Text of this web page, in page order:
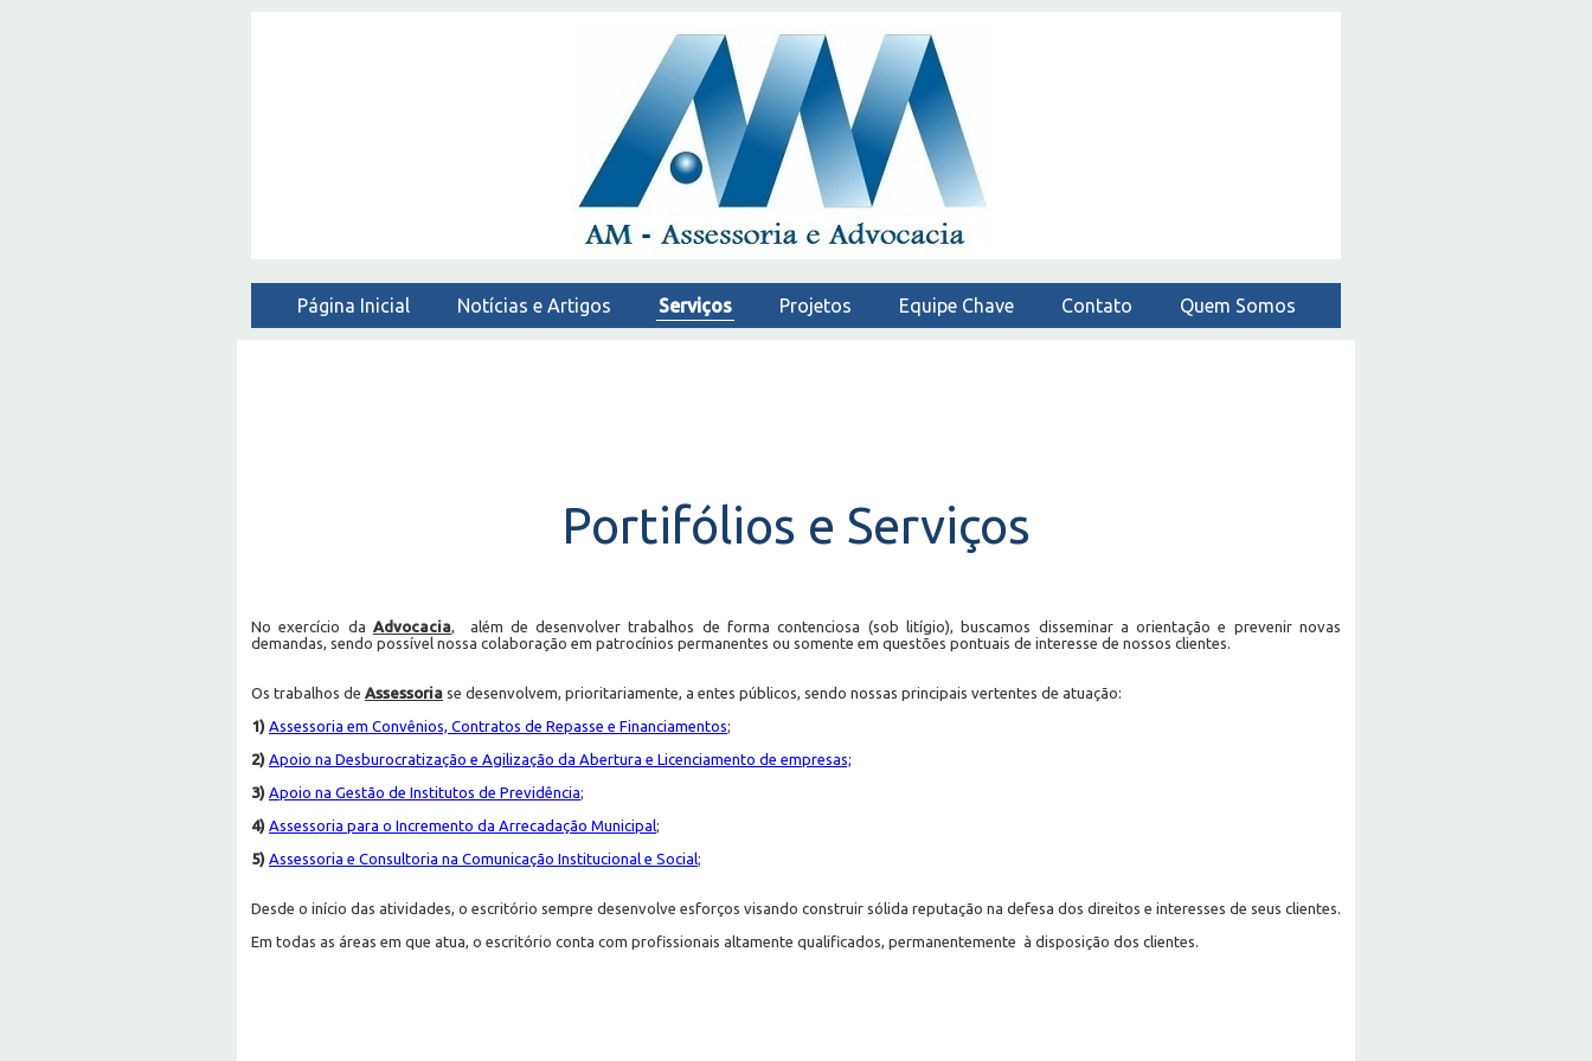
Página Inicial Notícias e Artigos Serviços Projetos Equipe Chave Contato Quem Somos
Portifólios e Serviços
No exercício da Advocacia, além de desenvolver trabalhos de forma contenciosa (sob litígio), buscamos disseminar a orientação e prevenir novas
demandas, sendo possível nossa colaboração em patrocínios permanentes ou somente em questões pontuais de interesse de nossos clientes.
Os trabalhos de Assessoria se desenvolvem, prioritariamente, a entes públicos, sendo nossas principais vertentes de atuação:
1) Assessoria em Convênios, Contratos de Repasse e Financiamentos;
2) Apoio na Desburocratização e Agilização da Abertura e Licenciamento de empresas;
3) Apoio na Gestão de Institutos de Previdência;
4) Assessoria para o Incremento da Arrecadação Municipal;
5) Assessoria e Consultoria na Comunicação Institucional e Social;
Desde o início das atividades, o escritório sempre desenvolve esforços visando construir sólida reputação na defesa dos direitos e interesses de seus clientes.
Em todas as áreas em que atua, o escritório conta com profissionais altamente qualificados, permanentemente à disposição dos clientes.